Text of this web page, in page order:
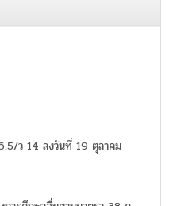
ว 14 ลงวันที่ 19 ตุลาคม